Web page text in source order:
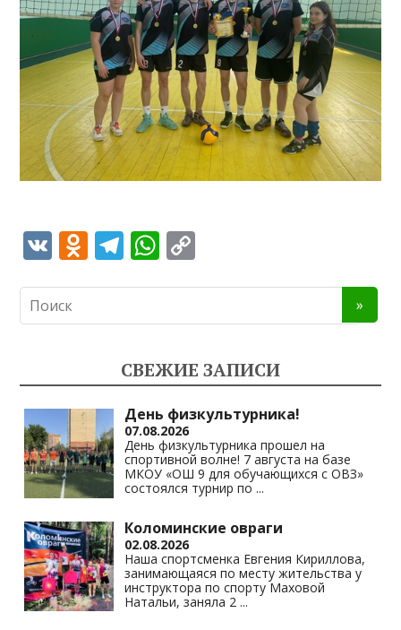
V O
o
as
s
ni
ki
T
gr
a
m
W
s
A
p
p
y
Li
n
k
СВЕЖИЕ ЗАПИСИ
День физкультурника!
07.08.2026
День физкультурника прошел на
спортивной волне! 7 августа на базе
МКОУ «ОШ 9 для обучающихся с ОВЗ»
состоялся турнир по ...
Коломинские овраги
02.08.2026
Наша спортсменка Евгения Кириллова,
занимающаяся по месту жительства у
инструктора по спорту Маховой
Натальи, заняла 2 ...